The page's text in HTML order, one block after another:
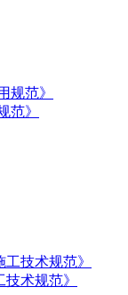
范》
术规范》